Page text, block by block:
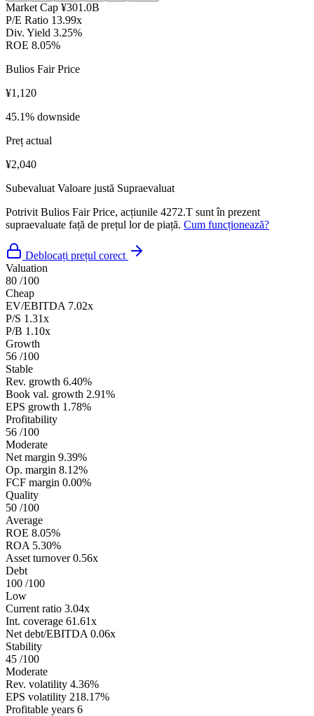
Market Cap ¥301.0B
P/E Ratio 13.99x
Div. Yield 3.25%
ROE 8.05%
Bulios Fair Price
¥1,120
45.1% downside
Preț actual
¥2,040
Subevaluat Valoare justă Supraevaluat
Potrivit Bulios Fair Price, acțiunile 4272.T sunt în prezent
supraevaluate față de prețul lor de piață. Cum funcționează?
Deblocați prețul corect
Valuation
80 /100
Cheap
EV/EBITDA 7.02x
P/S 1.31x
P/B 1.10x
Growth
56 /100
Stable
Rev. growth 6.40%
Book val. growth 2.91%
EPS growth 1.78%
Profitability
56 /100
Moderate
Net margin 9.39%
Op. margin 8.12%
FCF margin 0.00%
Quality
50 /100
Average
ROE 8.05%
ROA 5.30%
Asset turnover 0.56x
Debt
100 /100
Low
Current ratio 3.04x
Int. coverage 61.61x
Net debt/EBITDA 0.06x
Stability
45 /100
Moderate
Rev. volatility 4.36%
EPS volatility 218.17%
Profitable years 6